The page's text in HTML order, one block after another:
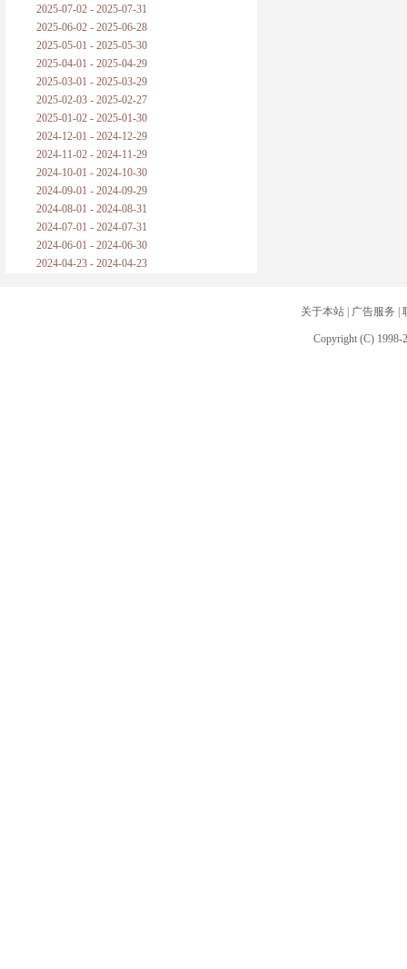
2025-07-02 - 2025-07-31
2025-06-02 - 2025-06-28
2025-05-01 - 2025-05-30
2025-04-01 - 2025-04-29
2025-03-01 - 2025-03-29
2025-02-03 - 2025-02-27
2025-01-02 - 2025-01-30
2024-12-01 - 2024-12-29
2024-11-02 - 2024-11-29
2024-10-01 - 2024-10-30
2024-09-01 - 2024-09-29
2024-08-01 - 2024-08-31
2024-07-01 - 2024-07-31
2024-06-01 - 2024-06-30
2024-04-23 - 2024-04-23
关于本站| 广告服务
Copyright (C) 1998-